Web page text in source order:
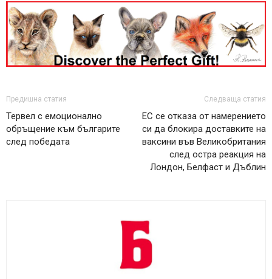
Предишна статия
Тервел с емоционално
обръщение към българите
след победата
Следваща статия
ЕС се отказа от намерението
си да блокира доставките на
ваксини във Великобритания
след остра реакция на
Лондон, Белфаст и Дъблин